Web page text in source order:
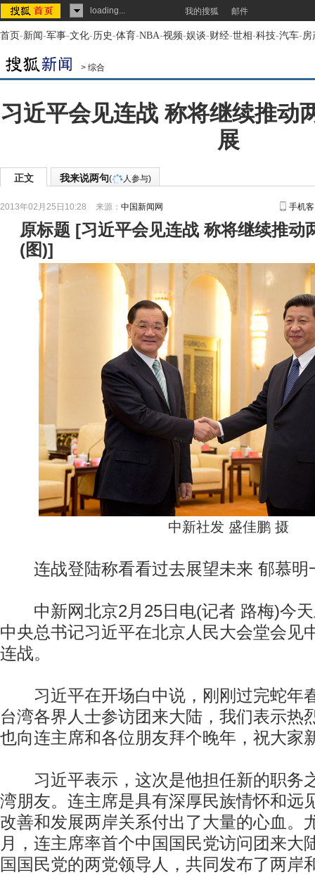
loading... 我的搜狐 邮件
首页-新闻-军事-文化-历史-体育-NBA-视频-娱谈-财经-世相-科技-汽车-房
> 综合
习近平会见连战 称将继续推动
展
正文 我来说两句( 人参与)
2013年02月25日10:28 来源： 中国新闻网 手机
原标题 [习近平会见连战 称将继续推动
(图)]
中新社发 盛佳鹏 摄
连战登陆称看看过去展望未来 郁慕明
中新网北京2月25日电(记者 路梅)今天
中央总书记习近平在北京人民大会堂会见
连战。
习近平在开场白中说，刚刚过完蛇年
台湾各界人士参访团来大陆，我们表示热
也向连主席和各位朋友拜个晚年，祝大家
习近平表示，这次是他担任新的职务
湾朋友。连主席是具有深厚民族情怀和远
改善和发展两岸关系付出了大量的心血。
月，连主席率首个中国国民党访问团来大
国国民党的两党领导人，共同发布了两岸